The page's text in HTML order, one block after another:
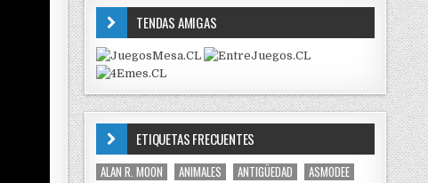
TENDAS AMIGAS
ETIQUETAS FRECUENTES
ALAN R. MOON ANIMALES ANTIGÜEDAD
ASMODEE